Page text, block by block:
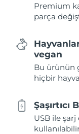
Premium
parça
vegan
Bu ürünün
hiçbir
Şaşırtıcı
USB ile